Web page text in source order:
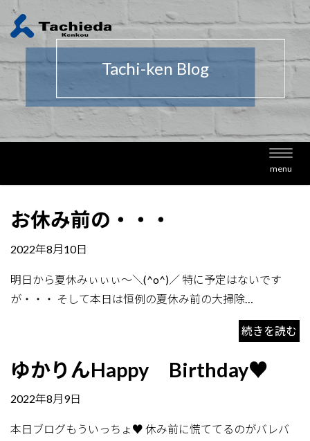
Tachi-ken Blog
menu
お休み前の・・・
2022年8月10日
明日から夏休みぃぃぃ～＼(^o^)／ 特に予定はないです
が・・・ そして本日は恒例の夏休み前の大掃除…
続きを読む
ゆかりんHappy Birthday♥
2022年8月9日
本日ブログもういっちょ♥ 休み前に慌ててるのがバレバ